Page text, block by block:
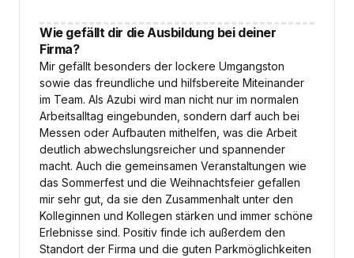
Wie gefällt dir die Ausbildung bei deiner
Firma?
Mir gefällt besonders der lockere Umgangston
sowie das freundliche und hilfsbereite Miteinander
im Team. Als Azubi wird man nicht nur im normalen
Arbeitsalltag eingebunden, sondern darf auch bei
Messen oder Aufbauten mithelfen, was die Arbeit
deutlich abwechslungsreicher und spannender
macht. Auch die gemeinsamen Veranstaltungen wie
das Sommerfest und die Weihnachtsfeier gefallen
mir sehr gut, da sie den Zusammenhalt unter den
Kolleginnen und Kollegen stärken und immer schöne
Erlebnisse sind. Positiv finde ich außerdem den
Standort der Firma und die guten Parkmöglichkeiten